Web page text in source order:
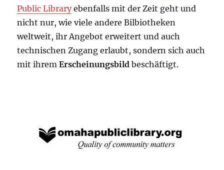
Public Libraryebenfalls mit der Zeit geht und
nicht nur, wie viele andere Bilbiotheken
weltweit, ihr Angebot erweitert und auch
technischen Zugang erlaubt, sondern sich auch
mit ihremErscheinungsbild beschäftigt.